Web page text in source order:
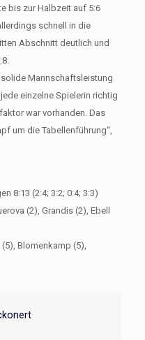
bis zur Halbzeit auf 5:6
schnell in die
Abschnitt deutlich und
solide Mannschaftsleistung
einzelne Spielerin richtig
war vorhanden. Das
um die Tabellenführung“,
​​​8:13 (2:4; 3:2; 0:4; 3:3)
(2), Grandis (2), Ebell
Blomenkamp (5),